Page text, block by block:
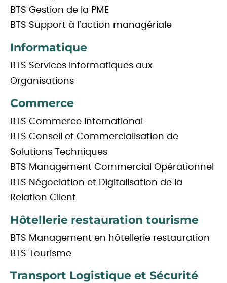
BTS Gestion de la PME
BTS Support à l’action managériale
Informatique
BTS Services Informatiques aux
Organisations
Commerce
BTS Commerce International
BTS Conseil et Commercialisation de
Solutions Techniques
BTS Management Commercial Opérationnel
BTS Négociation et Digitalisation de la
Relation Client
Hôtellerie restauration tourisme
BTS Management en hôtellerie restauration
BTS Tourisme
Transport Logistique et Sécurité